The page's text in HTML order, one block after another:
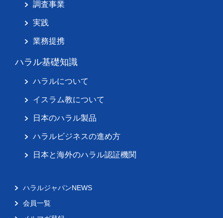
調査事業
実践
業務提携
ハラル基礎知識
ハラルについて
イスラム教について
日本のハラル製品
ハラルビジネスの進め方
日本と海外のハラル認証機関
ハラルジャパンNEWS
会員一覧